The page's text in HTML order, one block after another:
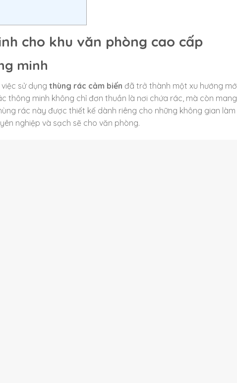
cho khu văn phòng cao cấp
minh
sử dụng thùng rác cảm biến đã trở thành một xu hướng
thông minh không chỉ đơn thuần là nơi chứa rác, mà còn
rác này được thiết kế dành riêng cho những không gian làm
nghiệp và sạch sẽ cho văn phòng.